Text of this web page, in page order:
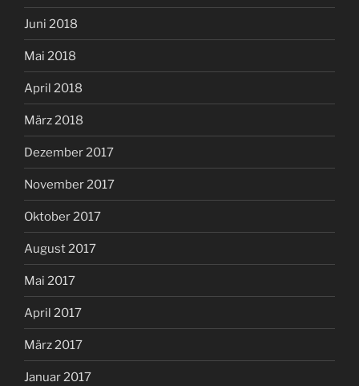
Juni 2018
Mai 2018
April 2018
März 2018
Dezember 2017
November 2017
Oktober 2017
August 2017
Mai 2017
April 2017
März 2017
Januar 2017